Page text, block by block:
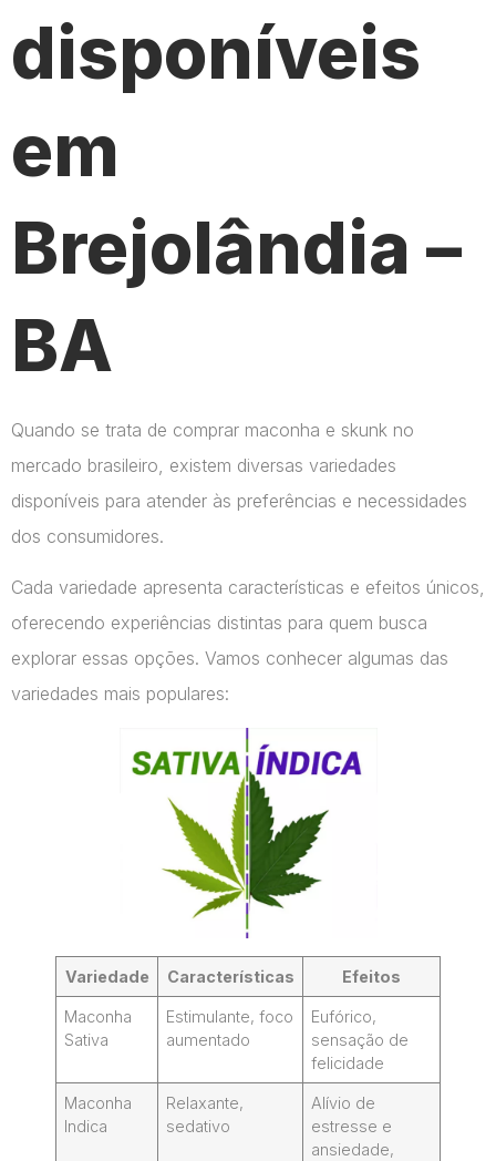
disponíveis
em
Brejolândia –
BA
Quando se trata de comprar maconha e skunk no
mercado brasileiro, existem diversas variedades
disponíveis para atender às preferências e necessidades
dos consumidores.
Cada variedade apresenta características e efeitos únicos,
oferecendo experiências distintas para quem busca
explorar essas opções. Vamos conhecer algumas das
variedades mais populares:
Variedade Características Efeitos
Maconha
Sativa
Estimulante, foco
aumentado
Eufórico,
sensação de
felicidade
Maconha
Indica
Relaxante,
sedativo
Alívio de
estresse e
ansiedade,